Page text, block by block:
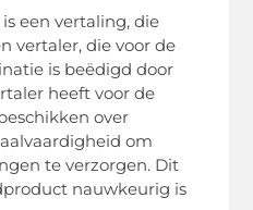
een vertaling, die
vertaler, die voor de
is beëdigd door
heeft voor de
over
om
te verzorgen. Dit
nauwkeurig is